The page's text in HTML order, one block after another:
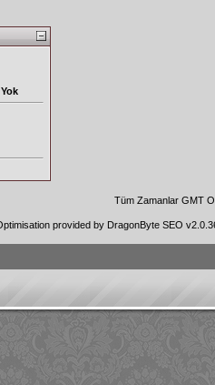
Yok
Tüm Zamanlar GMT
provided by DragonByte SEO